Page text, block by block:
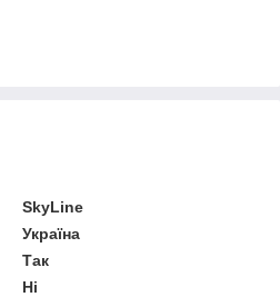
SkyLine
Україна
Так
Ні